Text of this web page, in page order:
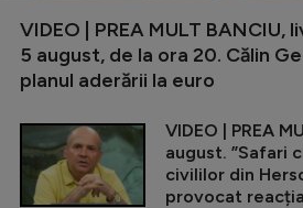
VIDEO | PREA MULT BANCIU,
5 august, de la ora 20. Călin
planul aderării la euro
VIDEO | PREA
august. ”Safari
civililor din
provocat